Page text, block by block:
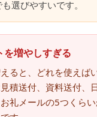
選びやすいです。
を増やしすぎる
ると、どれを使えば
積送付、資料送付、
礼メールの5つくら